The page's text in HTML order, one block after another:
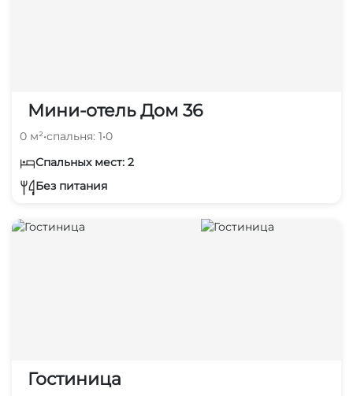
Мини-отель Дом 36
0 м²•спальня: 1•0
Спальных мест: 2
Без питания
Гостиница